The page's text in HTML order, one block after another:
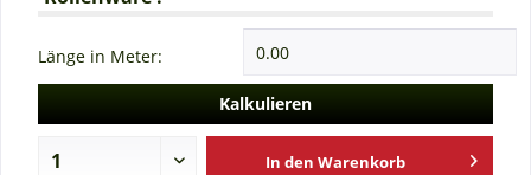
Länge in Meter:
Kalkulieren
In den Warenkorb